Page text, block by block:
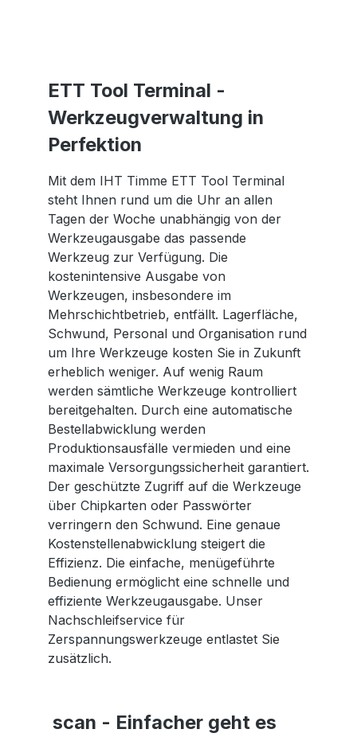
ETT Tool Terminal -
Werkzeugverwaltung in
Perfektion
Mit dem IHT Timme ETT Tool Terminal
steht Ihnen rund um die Uhr an allen
Tagen der Woche unabhängig von der
Werkzeugausgabe das passende
Werkzeug zur Verfügung. Die
kostenintensive Ausgabe von
Werkzeugen, insbesondere im
Mehrschichtbetrieb, entfällt. Lagerfläche,
Schwund, Personal und Organisation rund
um Ihre Werkzeuge kosten Sie in Zukunft
erheblich weniger. Auf wenig Raum
werden sämtliche Werkzeuge kontrolliert
bereitgehalten. Durch eine automatische
Bestellabwicklung werden
Produktionsausfälle vermieden und eine
maximale Versorgungssicherheit garantiert.
Der geschützte Zugriff auf die Werkzeuge
über Chipkarten oder Passwörter
verringern den Schwund. Eine genaue
Kostenstellenabwicklung steigert die
Effizienz. Die einfache, menügeführte
Bedienung ermöglicht eine schnelle und
effiziente Werkzeugausgabe. Unser
Nachschleifservice für
Zerspannungswerkzeuge entlastet Sie
zusätzlich.
scan - Einfacher geht es